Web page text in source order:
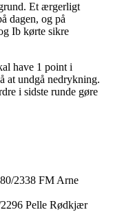
Et ærgerligt
dagen, og på
Ib kørte sikre
have 1 point i
at undgå nedrykning.
i sidste runde gøre
2338 FM Arne
Pelle Rødkjær